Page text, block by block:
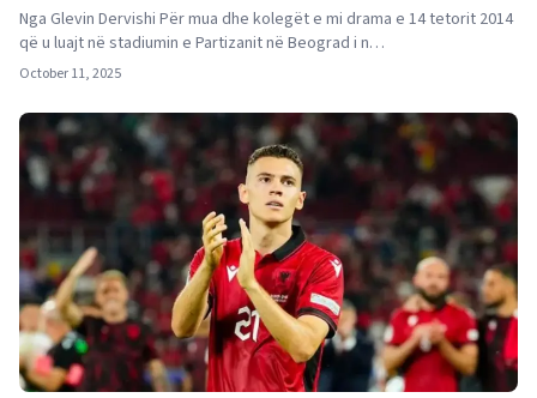
Nga Glevin Dervishi Për mua dhe kolegët e mi drama e 14 tetorit 2014
që u luajt në stadiumin e Partizanit në Beograd i n…
October 11, 2025